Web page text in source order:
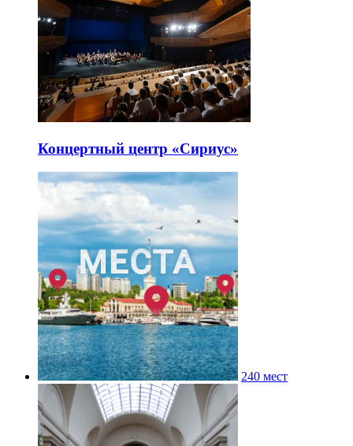
Концертный центр «Сириус»
240 мест